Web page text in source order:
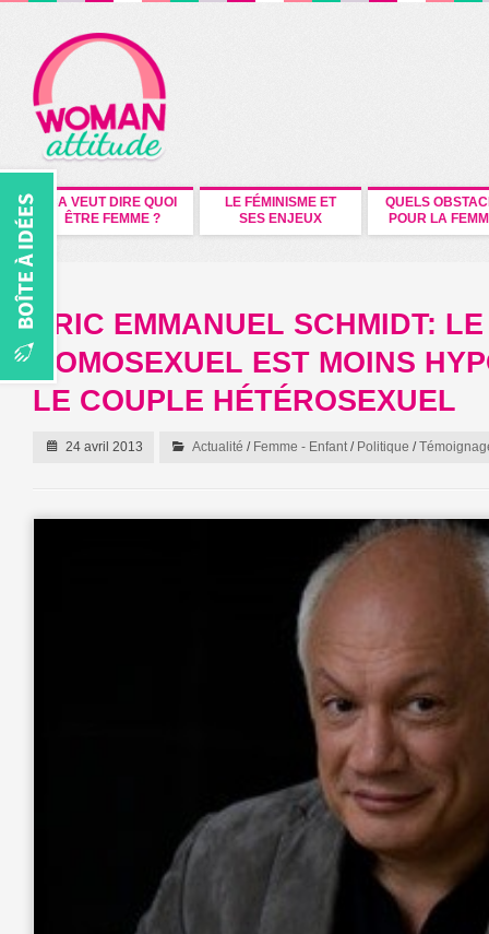
CA VEUT DIRE QUOI
ÊTRE FEMME ?
LE FÉMINISME ET
SES ENJEUX
QUELS
POUR LA
ERIC EMMANUEL SCHMIDT:
HOMOSEXUEL EST MOINS
LE COUPLE HÉTÉROSEXUEL
24 avril 2013 Actualité / Femme - Enfant/ Politique /